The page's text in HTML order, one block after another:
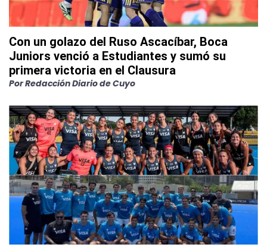
Con un golazo del Ruso Ascacíbar, Boca
Juniors venció a Estudiantes y sumó su
primera victoria en el Clausura
PorRedacción Diario de Cuyo